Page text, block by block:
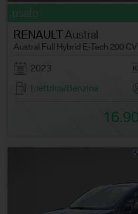
usato
RENAULTAustral
Austral Full Hybrid E-Tech 200
2023
Elettrica/Benzina